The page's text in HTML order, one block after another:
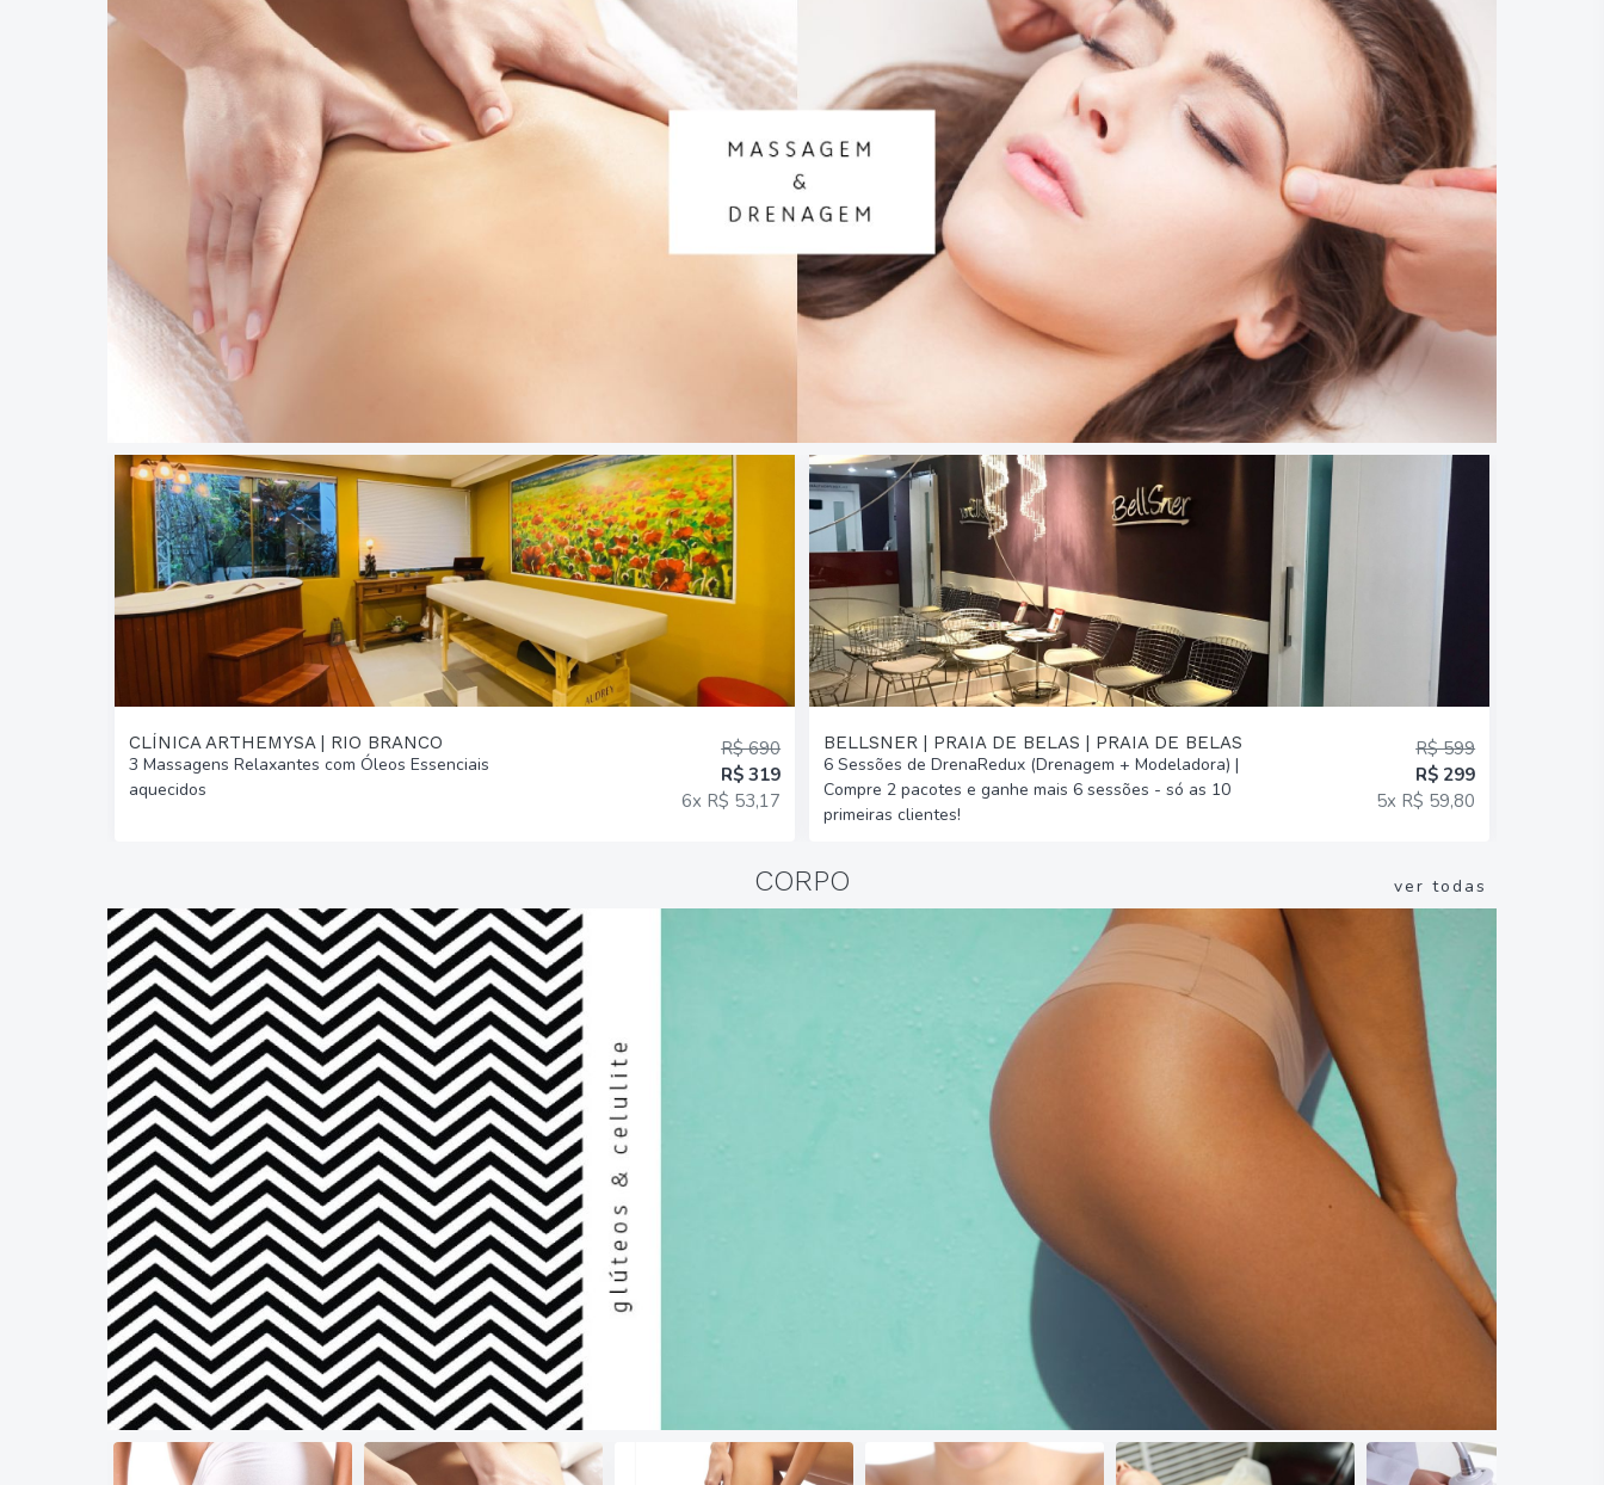
CLÍNICA ARTHEMYSA | RIO BRANCO
3 Massagens Relaxantes com Óleos Essenciais
aquecidos
R$ 690
R$ 319
6x R$ 53,17
BELLSNER | PRAIA DE BELAS | PRAIA DE BELAS
6 Sessões de DrenaRedux (Drenagem + Modeladora) |
Compre 2 pacotes e ganhe mais 6 sessões - só as 10
primeiras clientes!
R$ 599
R$ 299
5x R$ 59,80
CORPO ver todas